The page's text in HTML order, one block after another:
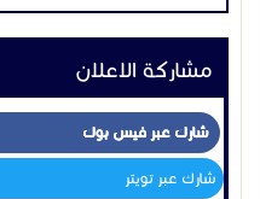
مشاركة الاعلان
شارك عبر فيس بوك
شارك عبر تويتر